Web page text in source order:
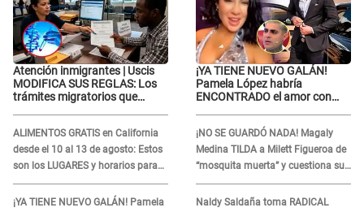
Atención inmigrantes | Uscis
MODIFICA SUS REGLAS: Los
trámites migratorios que
ALIMENTOS GRATIS en California
desde el 10 al 13 de agosto: Estos
son los LUGARES y horarios para
recibir la ayuda
¡YA TIENE NUEVO GALÁN! Pamela
¡YA TIENE NUEVO GALÁN!
Pamela López habría
ENCONTRADO el amor con
la ECHA en VIVO
¡NO SE GUARDÓ NADA! Magaly
Medina TILDA a Milett Figueroa de
“mosquita muerta” y cuestiona su
RECONCILIACIÓN con Marcelo
Tinelli en TV argentina
Naldy Saldaña toma RADICAL